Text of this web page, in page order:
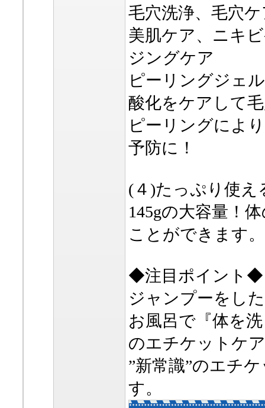
毛穴洗浄、毛穴
美肌ケア、ニキ
ジングケア
ピーリングジェ
酸化をケアして
ピーリングによ
予防に！
(４)たっぷり使え
145gの大容量！
ことができます。
◆注目ポイント◆
ジャンプーをし
お風呂で『体を
のエチケットケ
”新常識”のエチ
す。